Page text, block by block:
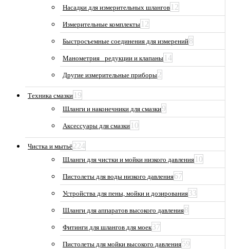
Насадки для измерительных шлангов 12
Измерительные комплекты 12
Быстросъемные соединения для измерений8
Манометрия_ редукции и клапаны 14
Другие измерительные приборы2
Техника смазки 19
Шланги и наконечники для смазки9
Аксессуары для смазки 10
Чистка и мытьё224
Шланги для чистки и мойки низкого давления 10
Пистолеты для воды низкого давления67
Устройства для пены, мойки и дозирования33
Шланги для аппаратов высокого давления8
Фитинги для шлангов для моек37
Пистолеты для мойки высокого давления59